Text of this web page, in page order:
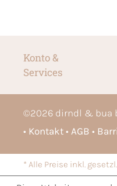
Konto &
Services
©2026 dirndl & bua
Kontakt
AGB
* Alle Preise inkl.